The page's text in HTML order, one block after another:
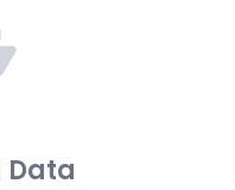
Data